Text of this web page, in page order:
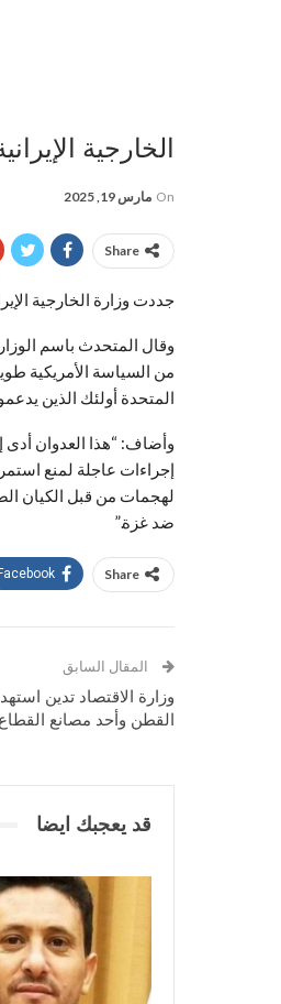
الخارجية
On مارس 19, 2025
Share
جددت وزارة الخارجية
وقال المتحدث باسم
من السياسة الأمريكية
المتحدة أولئك الذين
وأضاف: “هذا العدوان أدى
إجراءات عاجلة لمنع
لهجمات من قبل الكيان
ضد غزة.”
Share
Facebook
المقال السابق
وزارة الاقتصاد تدين
القطن وأحد مصانع
قد يعجبك ايضا